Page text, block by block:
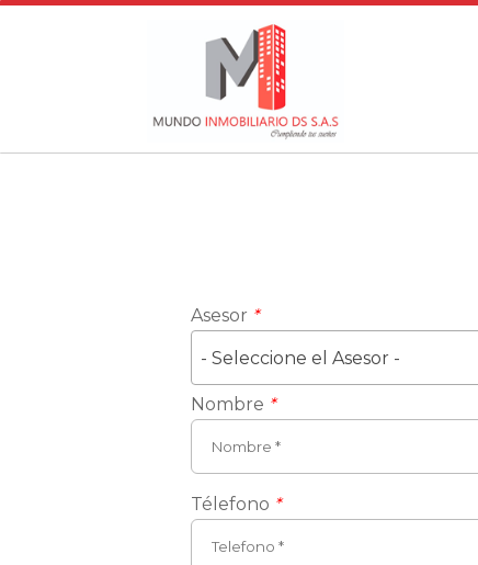
Asesor *
- Seleccione el Asesor -
Nombre *
Télefono *